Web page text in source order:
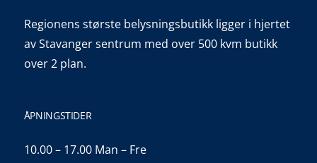
Regionens største belysningsbutikk ligger i hjertet
av Stavanger sentrum med over 500 kvm butikk
over 2 plan.
ÅPNINGSTIDER
10.00 – 17.00 Man – Fre